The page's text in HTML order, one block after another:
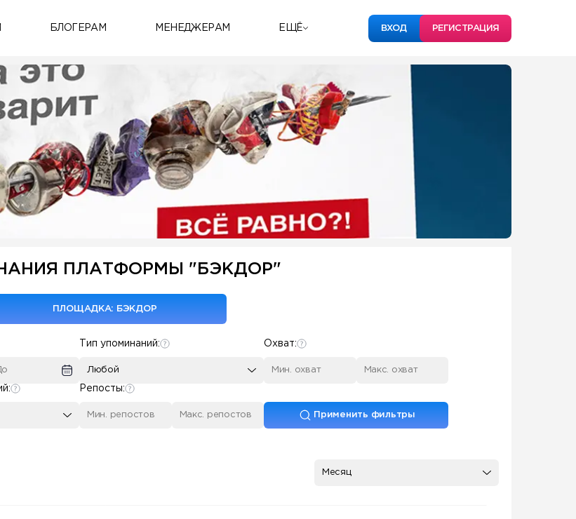
БЛОГЕРАМ МЕНЕДЖЕРАМ ЕЩЁ ВХОД РЕГИСТРАЦИЯ
ПЛАТФОРМЫ "БЭКДОР"
ПЛОЩАДКА: БЭКДОР
Тип упоминаний:
Любой
Репосты:
Охват:
Применить фильтры
Месяц